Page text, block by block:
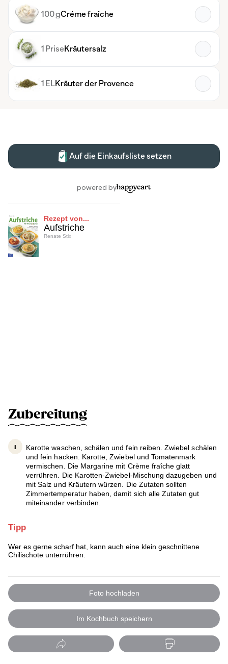
Rezept von...
Aufstriche
Renate Stix
Zubereitung
Karotte waschen, schälen und fein reiben. Zwiebel schälen
und fein hacken. Karotte, Zwiebel und Tomatenmark
vermischen. Die Margarine mit Crème fraîche glatt
verrühren. Die Karotten-Zwiebel-Mischung dazugeben und
mit Salz und Kräutern würzen. Die Zutaten sollten
Zimmertemperatur haben, damit sich alle Zutaten gut
miteinander verbinden.
Tipp
Wer es gerne scharf hat, kann auch eine klein geschnittene
Chilischote unterrühren.
Foto hochladen
Im Kochbuch speichern